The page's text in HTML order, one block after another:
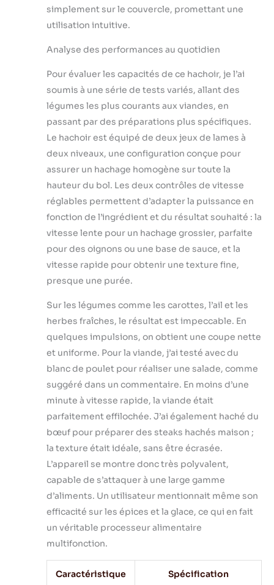
simplement sur le couvercle, promettant une
utilisation intuitive.
Analyse des performances au quotidien
Pour évaluer les capacités de ce hachoir, je l’ai
soumis à une série de tests variés, allant des
légumes les plus courants aux viandes, en
passant par des préparations plus spécifiques.
Le hachoir est équipé de deux jeux de lames à
deux niveaux, une configuration conçue pour
assurer un hachage homogène sur toute la
hauteur du bol. Les deux contrôles de vitesse
réglables permettent d’adapter la puissance en
fonction de l’ingrédient et du résultat souhaité : la
vitesse lente pour un hachage grossier, parfaite
pour des oignons ou une base de sauce, et la
vitesse rapide pour obtenir une texture fine,
presque une purée.
Sur les légumes comme les carottes, l’ail et les
herbes fraîches, le résultat est impeccable. En
quelques impulsions, on obtient une coupe nette
et uniforme. Pour la viande, j’ai testé avec du
blanc de poulet pour réaliser une salade, comme
suggéré dans un commentaire. En moins d’une
minute à vitesse rapide, la viande était
parfaitement effilochée. J’ai également haché du
bœuf pour préparer des steaks hachés maison ;
la texture était idéale, sans être écrasée.
L’appareil se montre donc très polyvalent,
capable de s’attaquer à une large gamme
d’aliments. Un utilisateur mentionnait même son
efficacité sur les épices et la glace, ce qui en fait
un véritable processeur alimentaire
multifonction.
Caractéristique Spécification